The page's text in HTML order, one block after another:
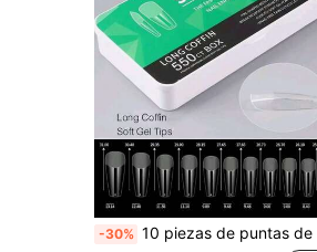
-30% 10 piezas de puntas de uñas de gel suave con forma de ataúd larga, uñas postizas transparentes de cobertura completa profesional, uñas postizas preformadas (empaque aleatorio)